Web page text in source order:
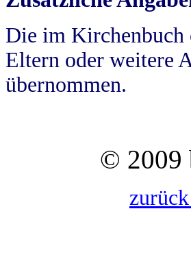
Die im Kirchenbuch
Eltern oder weitere
übernommen.
© 2009